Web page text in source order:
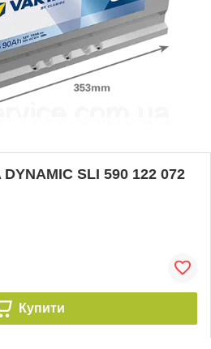
SLI 590 122 072
Купити